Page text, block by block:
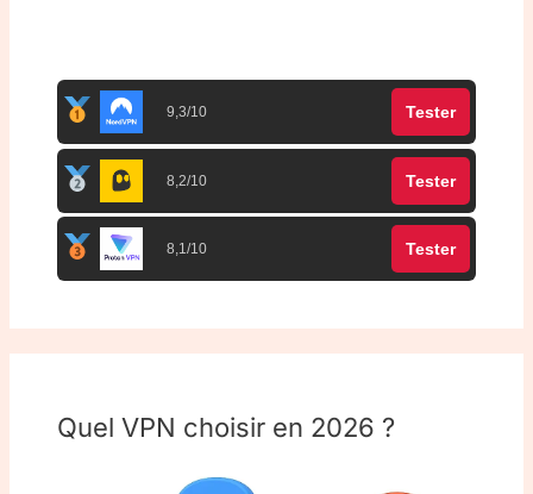
9,3/10 Tester
8,2/10 Tester
8,1/10 Tester
Quel VPN choisir en 2026 ?